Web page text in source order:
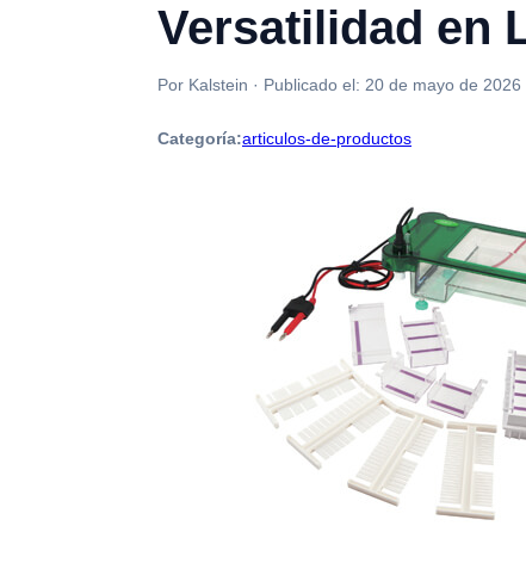
Versatilidad en
Por Kalstein · Publicado el: 20 de mayo de 2026
Categoría:articulos-de-productos